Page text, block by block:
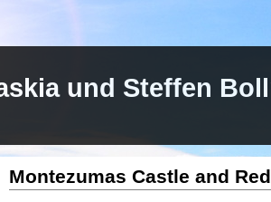
und Steffen
Montezumas Castle and